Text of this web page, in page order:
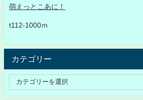
萌えっとこあに！
t112-1000ｍ
カテゴリー